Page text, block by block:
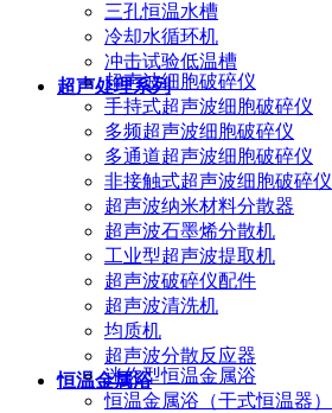
三孔恒温水槽
冷却水循环机
冲击试验低温槽
超声处理系列
超声波细胞破碎仪
手持式超声波细胞破碎仪
多频超声波细胞破碎仪
多通道超声波细胞破碎仪
非接触式超声波细胞破碎仪
超声波纳米材料分散器
超声波石墨烯分散机
工业型超声波提取机
超声波破碎仪配件
超声波清洗机
均质机
超声波分散反应器
恒温金属浴迷你型恒温金属浴
恒温金属浴（干式恒温器）